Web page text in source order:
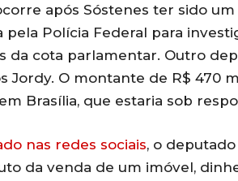
após Sóstenes ter sido
pela Polícia Federal para
da cota parlamentar. Outro
Jordy. O montante de R$ 470
Brasília, que estaria sob
nas redes sociais, o
da venda de um imóvel,